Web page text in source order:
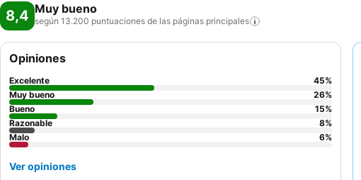
8,4 Muy bueno
según 13.200 puntuaciones de las páginas principales
Opiniones
Excelente 45%
Muy bueno
26%
Bueno
15%
Razonable
8%
Malo
6%
Ver opiniones